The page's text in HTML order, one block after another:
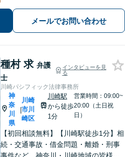
脚」の姿勢で解決まで伴走いたします
ので安心してお任せください。【WEB
メールでお問い合わせ
種村 求 弁護
士
インタビューを見
る
川崎パシフィック法律事務所
神
奈
川
県
|
川崎
市川
崎区
川崎駅
から徒歩
1分
営業時間：09:00~
20:00（土日祝
日）
【初回相談無料】【川崎駅徒歩1分】相
続・交通事故・借金問題・離婚・刑事